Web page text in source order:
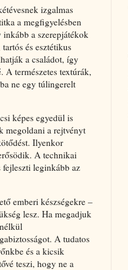
izgalmas
a megfigyelésben
a szerepjátékok
és esztétikus
a családot, így
A természetes textúrák,
ne egy túlingerelt
képes egyedül is
megoldani a rejtvényt
Ilyenkor
A technikai
leginkább az
emberi készségekre –
lesz. Ha megadjuk
A tudatos
és a kicsik
teszi, hogy ne a